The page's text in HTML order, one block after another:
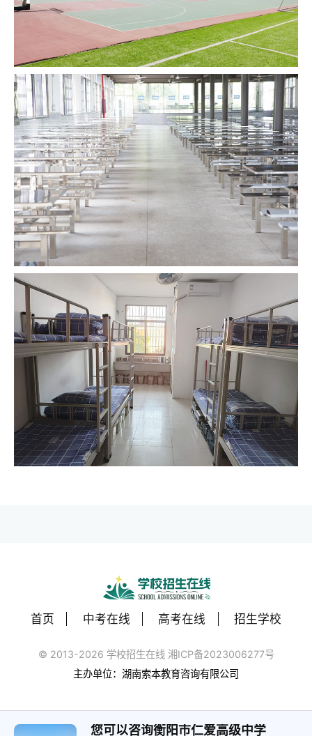
首页 中考在线 高考在线 招生学校
© 2013-2026 学校招生在线 湘ICP备2023006277号
主办单位：湖南索本教育咨询有限公司
您可以咨询衡阳市仁爱高级中学